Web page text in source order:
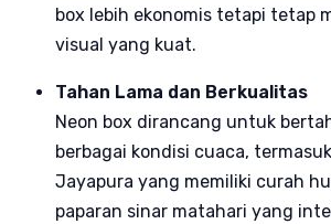
box lebih ekonomis tetapi tetap
visual yang kuat.
Tahan Lama dan Berkualitas
Neon box dirancang untuk
berbagai kondisi cuaca,
Jayapura yang memiliki curah
paparan sinar matahari yang